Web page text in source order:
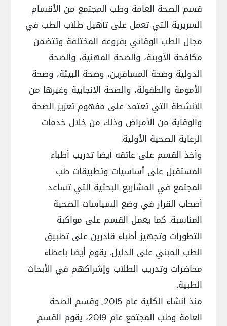
قسم الصحة العامة وطب المجتمع من الأقسام
السريرية التي تعمل على تأهيل طلاب الطب في
مجال الطب الوقائي بفروعه المختلفة وتتضمن
مكافحة الأوبئة، والصحة المهنية، والصحة
الدولية وصحة المسافرين، وصحة البيئة، وصحة
الأمومة والطفولة، والصحة الإنجابية وغيرها من
الأنشطة التي تعتمد على مفهوم تعزيز الصحة
والوقاية من الأمراض وذلك من خلال خدمات
الرعاية الصحية الأولية.
وأخذ القسم على عاتقه أيضا تدريب أطباء
المستقبل على أساسيات وتطبيقات طب
المجتمع في المشاريع البحثية التي تساعد
أصحاب القرار في وضع السياسات الصحية
المناسبة. كما يعمل القسم على مواكبة
التطورات وتجهيز أطباء قادرين على تطبيق
الطب المبني على الدليل. يقوم أيضا بإعطاء
محاضرات وتدريب الطلاب وإشراكهم في الأبحاث
الطبية.
منذ إنشاء الكلية عام 2015, وقسم الصحة
العامة وطب المجتمع عام 2019، يقوم القسم